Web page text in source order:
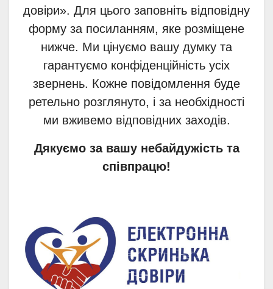
довіри». Для цього заповніть відповідну
форму за посиланням, яке розміщене
нижче. Ми цінуємо вашу думку та
гарантуємо конфіденційність усіх
звернень. Кожне повідомлення буде
ретельно розглянуто, і за необхідності
ми вживемо відповідних заходів.
Дякуємо за вашу небайдужість та
співпрацю!